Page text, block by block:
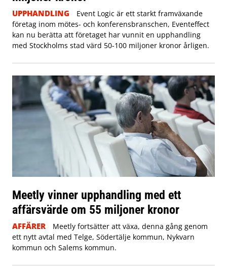
UPPHANDLING
Event Logic är ett starkt framväxande
företag inom mötes- och konferensbranschen, Eventeffect
kan nu berätta att företaget har vunnit en upphandling
med Stockholms stad värd 50-100 miljoner kronor årligen.
Meetly vinner upphandling med ett
affärsvärde om 55 miljoner kronor
AFFÄRER
Meetly fortsätter att växa, denna gång genom
ett nytt avtal med Telge, Södertälje kommun, Nykvarn
kommun och Salems kommun.